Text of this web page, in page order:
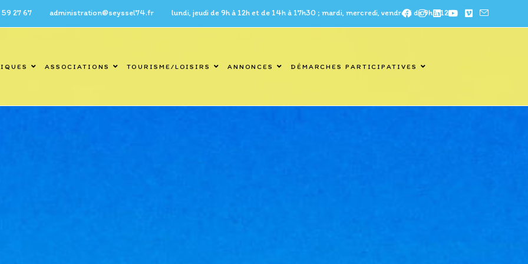
administration@seyssel74.fr lundi, jeudi de 9h à 12h et de 14h à 17h30 ; mardi, mercredi, vendredi de 9h à 12h
ASSOCIATIONS TOURISME/LOISIRS ANNONCES DÉMARCHES PARTICIPATIVES